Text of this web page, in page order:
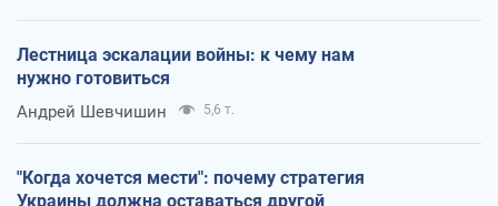
Лестница эскалации войны: к чему нам
нужно готовиться
Андрей Шевчишин 5,6 т.
"Когда хочется мести": почему стратегия
Украины должна оставаться другой